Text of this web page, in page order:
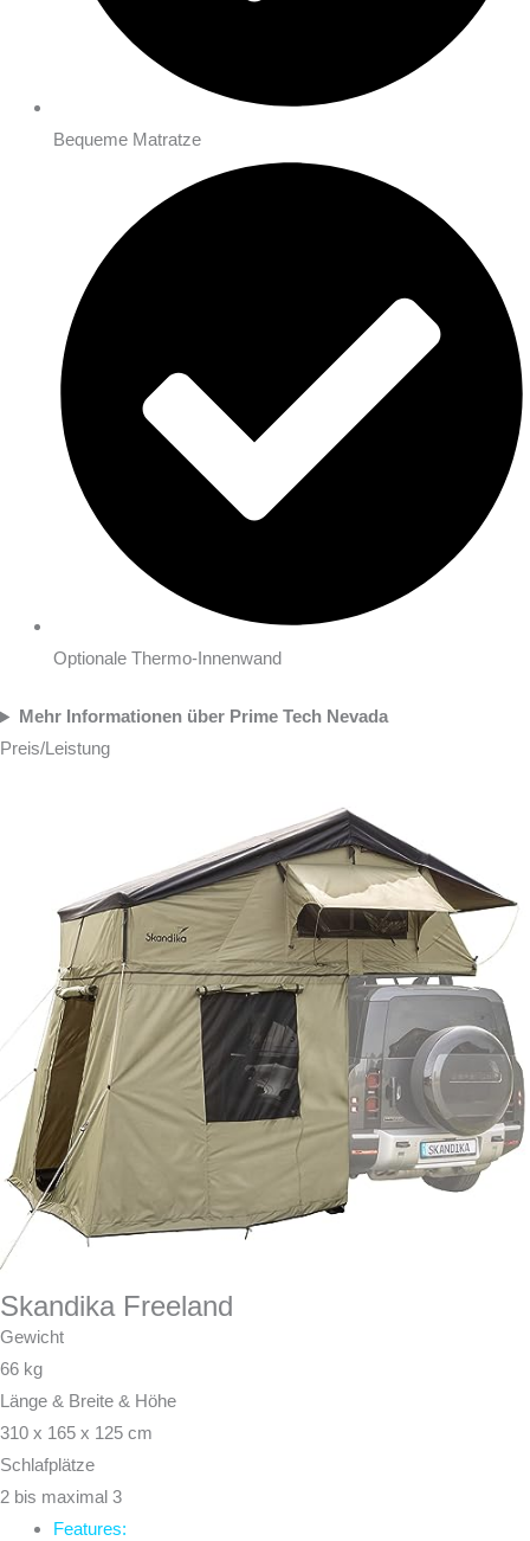
Bequeme Matratze
Optionale Thermo-Innenwand
Mehr Informationen über Prime Tech Nevada
Preis/Leistung
Skandika Freeland
Gewicht
66 kg
Länge & Breite & Höhe
‎310 x 165 x 125 cm
Schlafplätze
2 bis maximal 3
Features: